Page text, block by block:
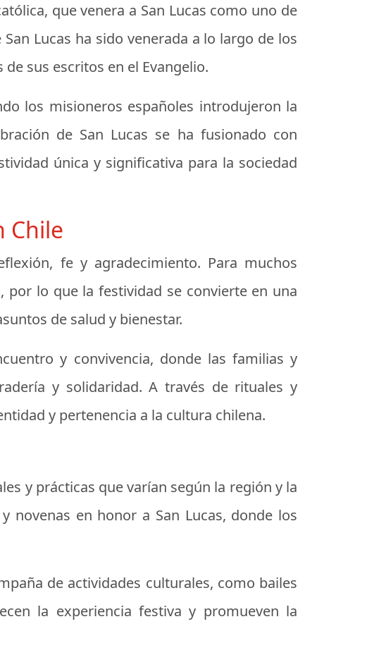
que venera a San Lucas como uno de
Lucas ha sido venerada a lo largo de los
sus escritos en el Evangelio.
los misioneros españoles introdujeron la
de San Lucas se ha fusionado con
única y significativa para la sociedad
Chile
fe y agradecimiento. Para muchos
por lo que la festividad se convierte en una
de salud y bienestar.
y convivencia, donde las familias y
y solidaridad. A través de rituales y
y pertenencia a la cultura chilena.
y prácticas que varían según la región y la
novenas en honor a San Lucas, donde los
de actividades culturales, como bailes
la experiencia festiva y promueven la